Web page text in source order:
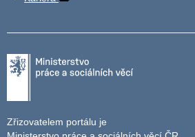
Zřizovatelem portálu je